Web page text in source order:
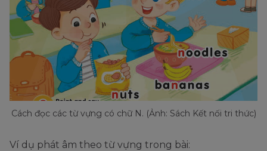
Cách đọc các từ vựng có chữ N. (Ảnh: Sách Kết nối tri thức)
Ví dụ phát âm theo từ vựng trong bài: